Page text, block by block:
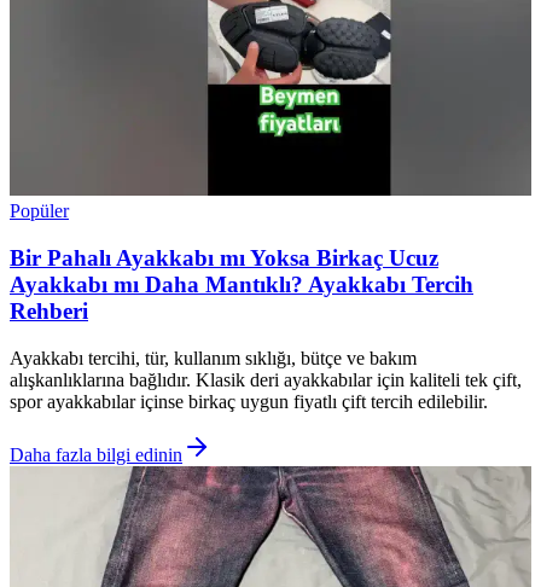
Popüler
Bir Pahalı Ayakkabı mı Yoksa Birkaç Ucuz
Ayakkabı mı Daha Mantıklı? Ayakkabı Tercih
Rehberi
Ayakkabı tercihi, tür, kullanım sıklığı, bütçe ve bakım
alışkanlıklarına bağlıdır. Klasik deri ayakkabılar için kaliteli tek çift,
spor ayakkabılar içinse birkaç uygun fiyatlı çift tercih edilebilir.
Daha fazla bilgi edinin